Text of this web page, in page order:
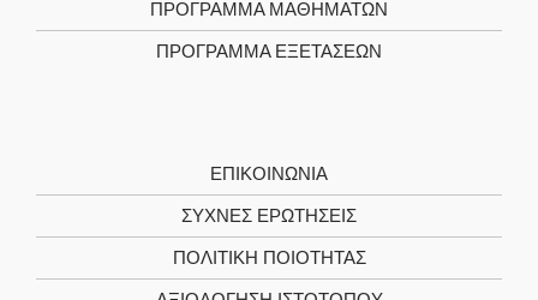
ΠΡΌΓΡΑΜΜΑ ΜΑΘΗΜΆΤΩΝ
ΠΡΌΓΡΑΜΜΑ ΕΞΕΤΆΣΕΩΝ
ΕΠΙΚΟΙΝΩΝΊΑ
ΣΥΧΝΕΣ ΕΡΩΤΗΣΕΙΣ
ΠΟΛΙΤΙΚΉ ΠΟΙΌΤΗΤΑΣ